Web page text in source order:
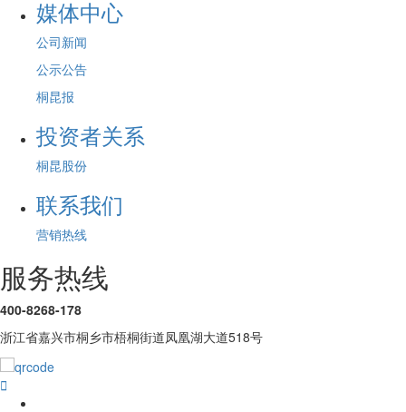
媒体中心
公司新闻
公示公告
桐昆报
投资者关系
桐昆股份
联系我们
营销热线
服务热线
400-8268-178
浙江省嘉兴市桐乡市梧桐街道凤凰湖大道518号
